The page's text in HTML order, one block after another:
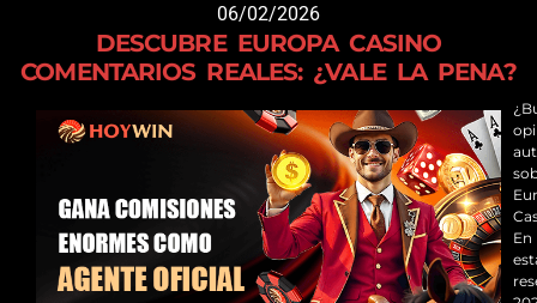
06/02/2026
DESCUBRE EUROPA CASINO
COMENTARIOS REALES: ¿VALE LA PENA?
En